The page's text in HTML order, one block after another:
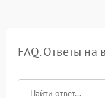
FAQ. Ответы на